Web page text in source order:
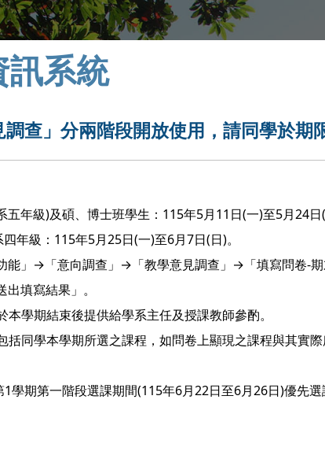
系統
查」分兩階段開放使用，請同學於期
年級)及碩、博士班學生：115年5月11日(一)至5月24日(
年級：115年5月25日(一)至6月7日(日)。
能」→「意向調查」→「教學意見調查」→「填寫問卷-
填寫結果」。
學期結束後提供給學系主任及授課教師參酌。
括同學本學期所選之課程，如問卷上顯現之課程與其實
學期第一階段選課期間(115年6月22日至6月26日)優先選